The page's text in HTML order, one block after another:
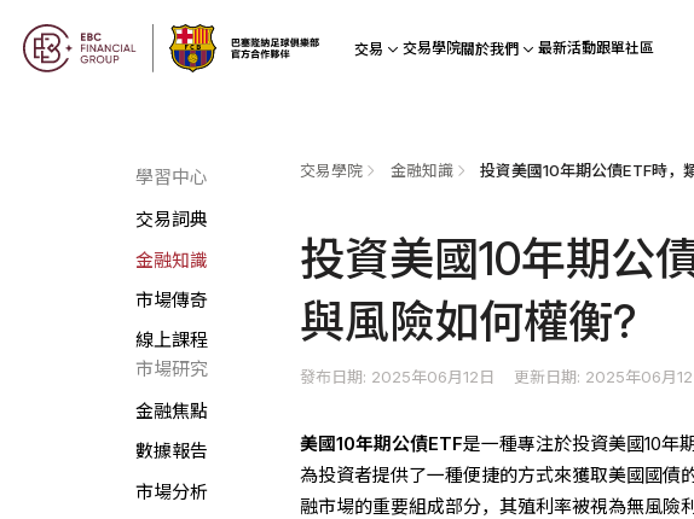
交易 交易學院關於我們 最新活動跟單社區
學習中心
交易詞典
金融知識
市場傳奇
線上課程
市場研究
金融焦點
數據報告
市場分析
交易學院 金融知識
投資美國10年期公
與風險如何權衡?
發布日期: 2025年06月12日 更新日期: 2025年06月12
美國10年期公債ETF是一種專注於投資美國10年
為投資者提供了一種便捷的方式來獲取美國國債
融市場的重要組成部分，其殖利率被視為無風